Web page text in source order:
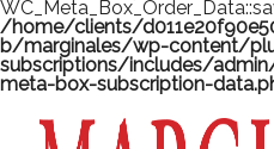
/home/clients/
b/marginales/wp-content/
subscriptions/includes/
meta-box-subscription-